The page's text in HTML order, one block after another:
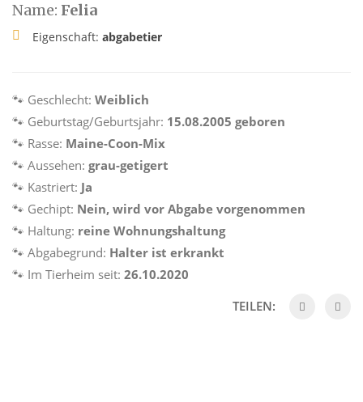
Name: Felia
Eigenschaft: abgabetier
🐾 Geschlecht: Weiblich
🐾 Geburtstag/Geburtsjahr: 15.08.2005 geboren
🐾 Rasse: Maine-Coon-Mix
🐾 Aussehen: grau-getigert
🐾 Kastriert: Ja
🐾 Gechipt: Nein, wird vor Abgabe vorgenommen
🐾 Haltung: reine Wohnungshaltung
🐾 Abgabegrund: Halter ist erkrankt
🐾 Im Tierheim seit: 26.10.2020
TEILEN: